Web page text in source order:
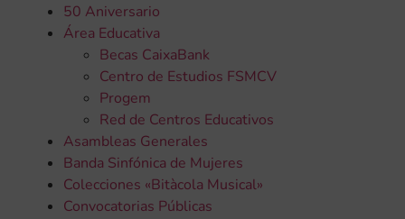
50 Aniversario
Área Educativa
Becas CaixaBank
Centro de Estudios FSMCV
Progem
Red de Centros Educativos
Asambleas Generales
Banda Sinfónica de Mujeres
Colecciones «Bitàcola Musical»
Convocatorias Públicas